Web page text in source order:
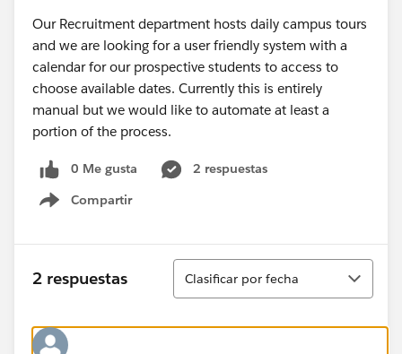
Our Recruitment department hosts daily campus tours
and we are looking for a user friendly system with a
calendar for our prospective students to access to
choose available dates. Currently this is entirely
manual but we would like to automate at least a
portion of the process.
0 Me gusta
2 respuestas
Compartir
Show menu
2 respuestas
Ordenar
Clasificar por fecha